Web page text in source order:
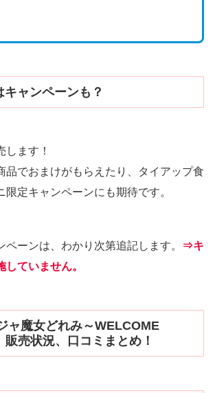
キャンペーンも？
します！
品でおまけがもらえたり、タイアップ食
限定キャンペーンにも期待です。
ーンは、わかり次第追記します。
⇒キ
していません。
ャ魔女どれみ～WELCOME
売状況、口コミまとめ！